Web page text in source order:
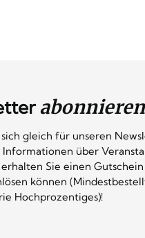
abonnieren
gleich für unseren
über
Sie einen
können
Hochprozentiges)!